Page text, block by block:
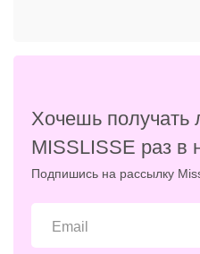
Хочешь получать
MISSLISSE раз в
Подпишись на рассылку